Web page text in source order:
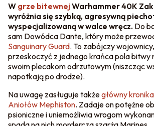
W grze bitewnejWarhammer 40K
wyróżnia się szybką, agresywną
wyspecjalizowaną w walce wręcz. Do
sam Dowódca Dante, który może
Sanguinary Guard. To zabójczy
przeskoczyć z jednego krańca pola bitwy
swoim plecakom odrzutowym (niszcząc
napotkają po drodze).
Na uwagę zasługuje takżegłówny
Aniołów Mephiston. Zadaje on potężne
psioniczne i uniemożliwia wrogom